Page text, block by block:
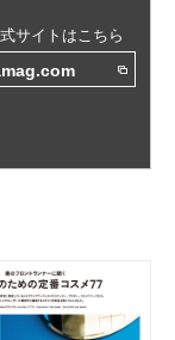
サイトはこちら